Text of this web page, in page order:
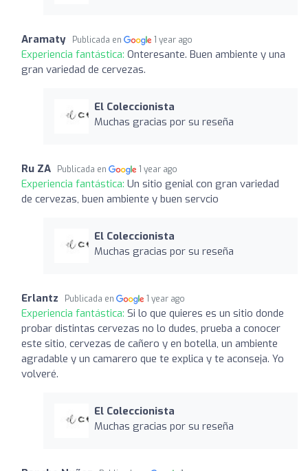
Aramaty Publicada en 1 year ago
Experiencia fantástica: Onteresante. Buen ambiente y una
gran variedad de cervezas.
El Coleccionista
Muchas gracias por su reseña
Ru ZA Publicada en 1 year ago
Experiencia fantástica: Un sitio genial con gran variedad
de cervezas, buen ambiente y buen servcio
El Coleccionista
Muchas gracias por su reseña
Erlantz Publicada en 1 year ago
Experiencia fantástica: Si lo que quieres es un sitio donde
probar distintas cervezas no lo dudes, prueba a conocer
este sitio, cervezas de cañero y en botella, un ambiente
agradable y un camarero que te explica y te aconseja. Yo
volveré.
El Coleccionista
Muchas gracias por su reseña